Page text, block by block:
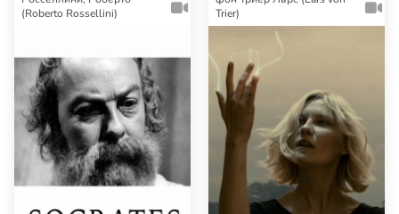
(Roberto Rossellini)
Trier)